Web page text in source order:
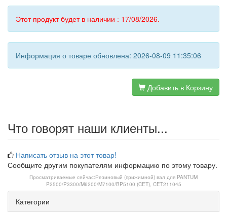
Этот продукт будет в наличии : 17/08/2026.
Информация о товаре обновлена: 2026-08-09 11:35:06
Добавить в Корзину
Что говорят наши клиенты...
Написать отзыв на этот товар!
Сообщите другим покупателям информацию по этому товару.
Просматриваемые сейчас:Резиновый (прижимной) вал для PANTUM
P2500/P3300/M6200/M7100/BP5100 (CET), CET211045
Категории